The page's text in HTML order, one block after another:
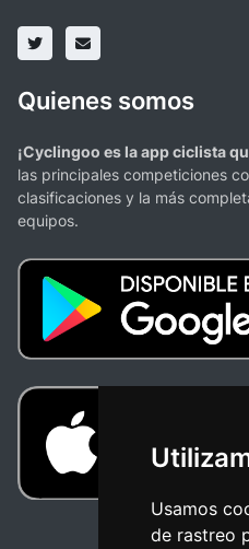
Usamos
de rastreo
Quienes somos
¡Cyclingoo es la app ciclista
las principales competiciones
clasificaciones y la más
equipos.